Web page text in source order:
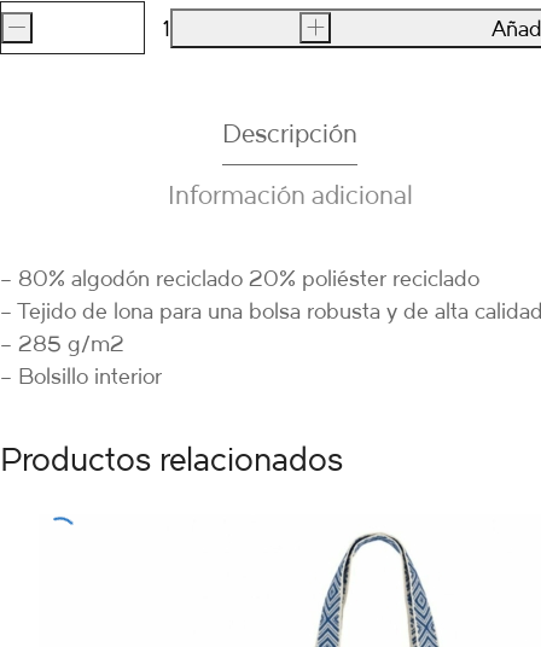
BOLSO
- +
Descripción
Información adicional
– 80% algodón reciclado 20% poliéster reciclado
– Tejido de lona para una bolsa robusta y de alta
– 285 g/m2
– Bolsillo interior
Productos relacionados